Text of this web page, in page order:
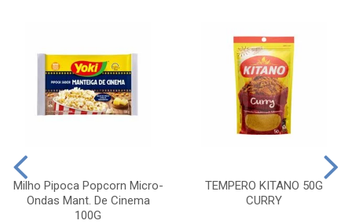
Milho Pipoca Popcorn Micro-
Ondas Mant. De Cinema
100G
TEMPERO KITANO 50G
CURRY